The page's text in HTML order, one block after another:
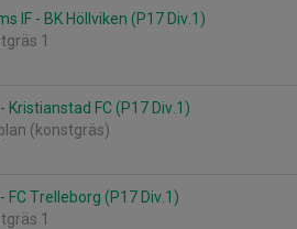
IF - BK Höllviken (P17 Div.1)
1
Kristianstad FC (P17 Div.1)
(konstgräs)
FC Trelleborg (P17 Div.1)
1